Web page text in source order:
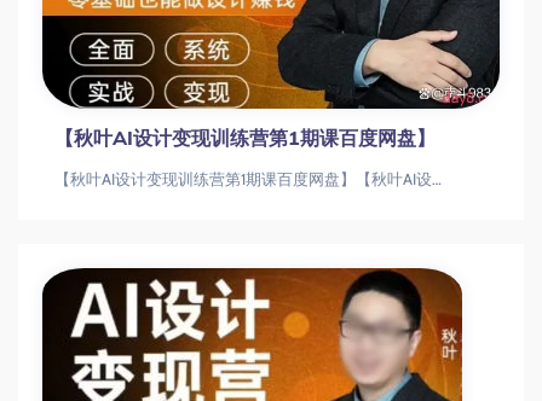
【秋叶AI设计变现训练营第1期课百度网盘】
【秋叶AI设计变现训练营第1期课百度网盘】【秋叶AI设计变现训练营第1期课百度网盘】